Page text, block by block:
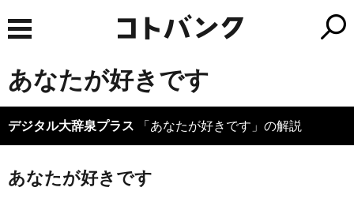
あなたが好きです
デジタル大辞泉プラス 「あなたが好きです」の解説
あなたが好きです